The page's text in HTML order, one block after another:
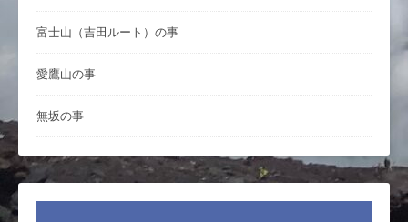
富士山（吉田ルート）の事
愛鷹山の事
無坂の事